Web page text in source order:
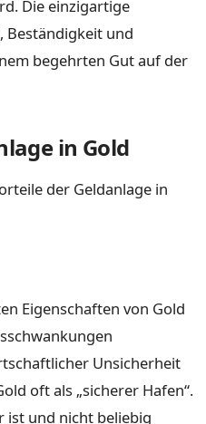
Die einzigartige
Beständigkeit und
begehrten Gut auf der
in Gold
der Geldanlage in
Eigenschaften von Gold
Unsicherheit
oft als „sicherer Hafen“.
ist und nicht beliebig